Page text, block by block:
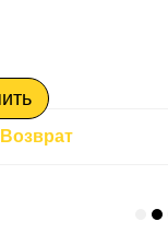
Возврат